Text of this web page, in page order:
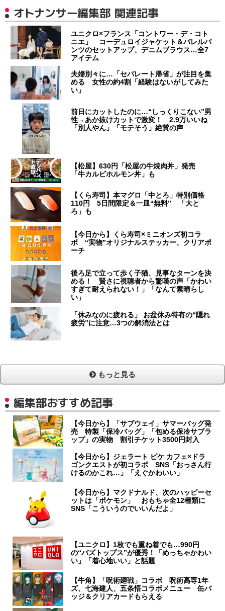
オトナンサー編集部 関連記事
ユニクロ×フランス「コントワー・デ・コト
ニエ」 コーデュロイジャケット＆バレルパ
ンツのセットアップ、デニムブラウス…全7
アイテム
夫婦別々に…「セパレート帰省」が注目を集
める 女性の約4割「経験はないがしてみた
い」
前日にカットしたのに…“しっくりこない”男
性→あか抜けカットで激変！ 2.9万いいね
「別人やん」「モテそう」絶賛の声
【松屋】630円「松屋の牛焼肉丼」発売
「牛カルビホルモン丼」も
【くら寿司】本マグロ「中とろ」特別価格
110円 5日間限定＆一皿“無料” 「大と
ろ」も
【今日から】くら寿司×ミニオンズ初コラ
ボ “実物”オリジナルステッカー、クリアポ
ーチ
後ろ足で立って歩く子猫、見事なターンを決
める！ 賢さに視聴者から驚嘆の声「かわい
すぎて耐えられない！」「なんて素晴らし
い」
「休みなのに疲れる」 お盆休み特有の“隠れ
疲労”に注意…3つの解消法とは
もっと見る
編集部おすすめ記事
【今日から】「サブウェイ」サマーバッグ発
売 特製「保冷バッグ」「包める保冷サブラ
ップ」の実物 割引チケット3500円封入
【今日から】ジェラート ピケ カフェ×ドラ
ゴンクエストが初コラボ SNS「おっさん行
けるのかこれ…」「えぐかわいい」
【今日から】マクドナルド、次のハッピーセ
ットは「ポケモン」 おもちゃ全12種類に
SNS「こういうのでいいんだよ」
【ユニクロ】1枚でも重ね着でも…990円
の“バズトップス”が優秀！「めっちゃかわい
い」「着心地いい」と話題
【牛角】「呪術廻戦」コラボ 呪術高専1年
ズ、七海建人、五条悟コラボメニュー 缶バ
ッジ＆クリアカードもらえる